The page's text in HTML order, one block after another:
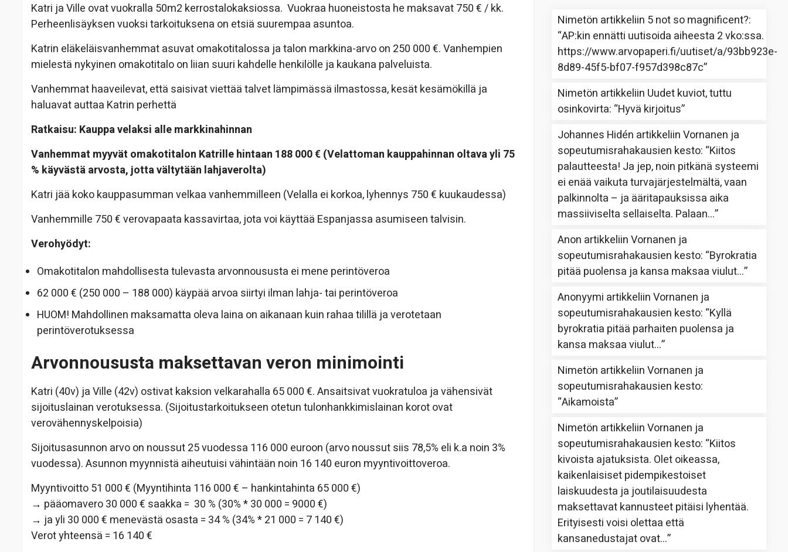
Katri ja Ville ovat vuokralla 50m2 kerrostalokaksiossa. Vuokraa huoneistosta he maksavat 750 € / kk.
Perheenlisäyksen vuoksi tarkoituksena on etsiä suurempaa asuntoa.
Katrin eläkeläisvanhemmat asuvat omakotitalossa ja talon markkina-arvo on 250 000 €. Vanhempien
mielestä nykyinen omakotitalo on liian suuri kahdelle henkilölle ja kaukana palveluista.
Vanhemmat haaveilevat, että saisivat viettää talvet lämpimässä ilmastossa, kesät kesämökillä ja
haluavat auttaa Katrin perhettä
Ratkaisu: Kauppa velaksi alle markkinahinnan
Vanhemmat myyvät omakotitalon Katrille hintaan 188 000 € (Velattoman kauppahinnan oltava yli 75
% käyvästä arvosta, jotta vältytään lahjaverolta)
Katri jää koko kauppasumman velkaa vanhemmilleen (Velalla ei korkoa, lyhennys 750 € kuukaudessa)
Vanhemmille 750 € verovapaata kassavirtaa, jota voi käyttää Espanjassa asumiseen talvisin.
Verohyödyt:
Omakotitalon mahdollisesta tulevasta arvonnoususta ei mene perintöveroa
62 000 € (250 000 – 188 000) käypää arvoa siirtyi ilman lahja- tai perintöveroa
HUOM! Mahdollinen maksamatta oleva laina on aikanaan kuin rahaa tilillä ja verotetaan
perintöverotuksessa
Arvonnoususta maksettavan veron minimointi
Katri (40v) ja Ville (42v) ostivat kaksion velkarahalla 65 000 €. Ansaitsivat vuokratuloa ja vähensivät
sijoituslainan verotuksessa. (Sijoitustarkoitukseen otetun tulonhankkimislainan korot ovat
verovähennyskelpoisia)
Sijoitusasunnon arvo on noussut 25 vuodessa 116 000 euroon (arvo noussut siis 78,5% eli k.a noin 3%
vuodessa).Asunnon myynnistä aiheutuisi vähintään noin 16 140 euron myyntivoittoveroa.
Myyntivoitto 51 000 € (Myyntihinta 116 000 € – hankintahinta 65 000 €)
→ pääomavero 30 000 € saakka = 30 % (30% * 30 000 = 9000 €)
→ ja yli 30 000 € menevästä osasta = 34 % (34% * 21 000 = 7 140 €)
Verot yhteensä = 16 140 €
Nimetön artikkeliin 5 not so magnificent?:
“AP:kin ennätti uutisoida aiheesta 2 vko:ssa.
https://www.arvopaperi.fi/uutiset/a/93bb923e-
8d89-45f5-bf07-f957d398c87c”
Nimetön artikkeliin Uudet kuviot, tuttu
osinkovirta: “Hyvä kirjoitus”
Johannes Hidén artikkeliinVornanen ja
sopeutumisrahakausien kesto: “Kiitos
palautteesta! Ja jep, noin pitkänä systeemi
ei enää vaikuta turvajärjestelmältä, vaan
palkinnolta – ja ääritapauksissa aika
massiiviselta sellaiselta. Palaan…”
Anon artikkeliinVornanen ja
sopeutumisrahakausien kesto: “Byrokratia
pitää puolensa ja kansa maksaa viulut…”
Anonyymi artikkeliinVornanen ja
sopeutumisrahakausien kesto: “Kyllä
byrokratia pitää parhaiten puolensa ja
kansa maksaa viulut…”
Nimetön artikkeliinVornanen ja
sopeutumisrahakausien kesto:
“Aikamoista”
Nimetön artikkeliinVornanen ja
sopeutumisrahakausien kesto: “Kiitos
kivoista ajatuksista. Olet oikeassa,
kaikenlaisiset pidempikestoiset
laiskuudesta ja joutilaisuudesta
maksettavat kannusteet pitäisi lyhentää.
Erityisesti voisi olettaa että
kansanedustajat ovat…”